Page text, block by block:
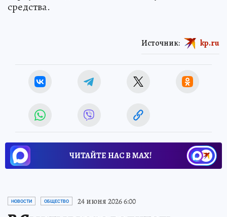
средства.
Источник: kp.ru
ЧИТАЙТЕ НАС В МАХ!
НОВОСТИ ОБЩЕСТВО 24 июня 2026 6:00